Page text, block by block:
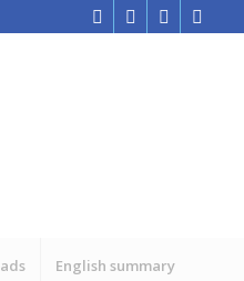
English summary